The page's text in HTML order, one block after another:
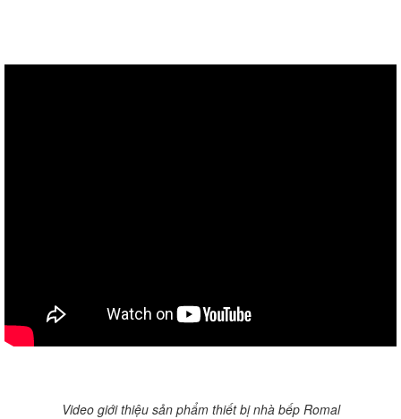
Video giới thiệu sản phẩm thiết bị nhà bếp Romal